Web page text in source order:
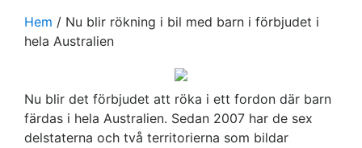
Hem / Nu blir rökning i bil med barn i förbjudet i
hela Australien
Nu blir det förbjudet att röka i ett fordon där barn
färdas i hela Australien. Sedan 2007 har de sex
delstaterna och två territorierna som bildar